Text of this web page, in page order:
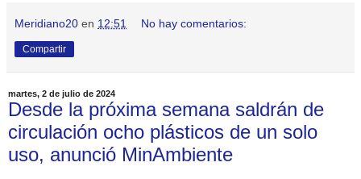
Meridiano20 en 12:51 No hay comentarios:
Compartir
martes, 2 de julio de 2024
Desde la próxima semana saldrán de
circulación ocho plásticos de un solo
uso, anunció MinAmbiente